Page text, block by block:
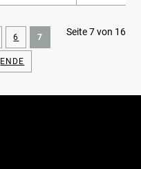
Seite 7 von 16
6 7
ENDE